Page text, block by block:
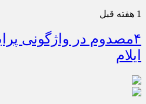
1 هفته قبل
۴مصدوم در واژگونی
ایلام